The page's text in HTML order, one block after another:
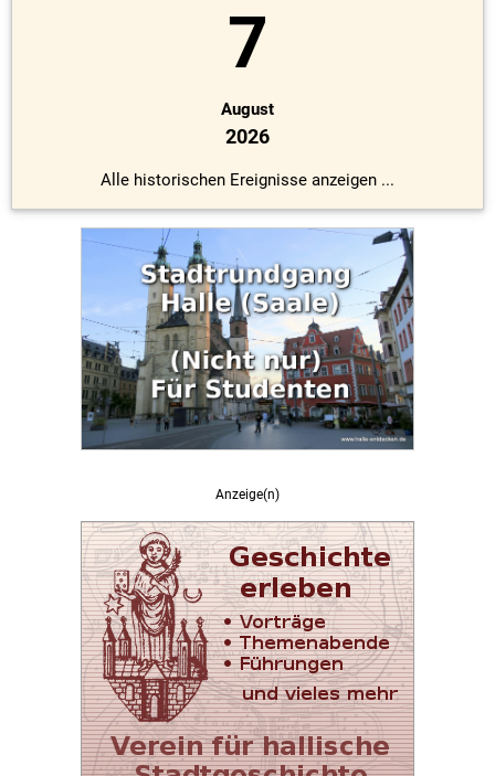
7
August
2026
Alle historischen Ereignisse anzeigen ...
Anzeige(n)